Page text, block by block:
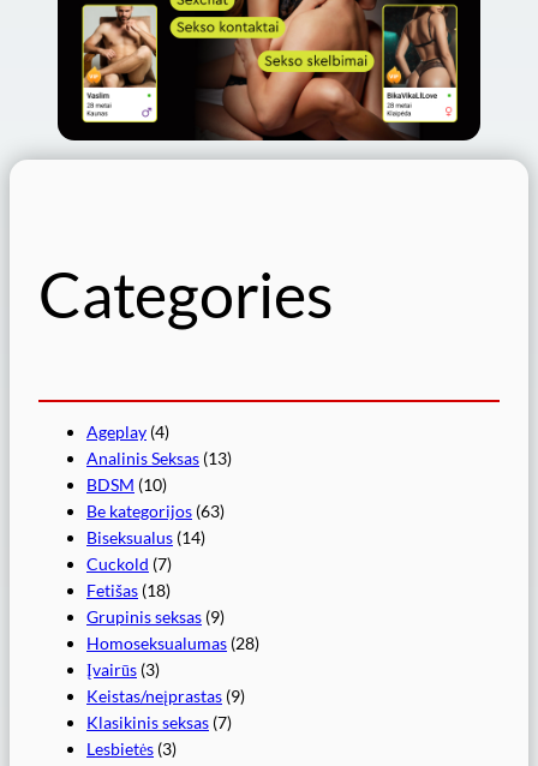
Categories
Ageplay (4)
Analinis Seksas (13)
BDSM (10)
Be kategorijos (63)
Biseksualus (14)
Cuckold (7)
Fetišas (18)
Grupinis seksas (9)
Homoseksualumas (28)
Įvairūs (3)
Keistas/neįprastas (9)
Klasikinis seksas (7)
Lesbietės (3)